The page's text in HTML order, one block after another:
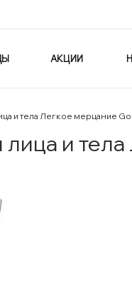
АКЦИИ
и тела Легкое мерцание
и